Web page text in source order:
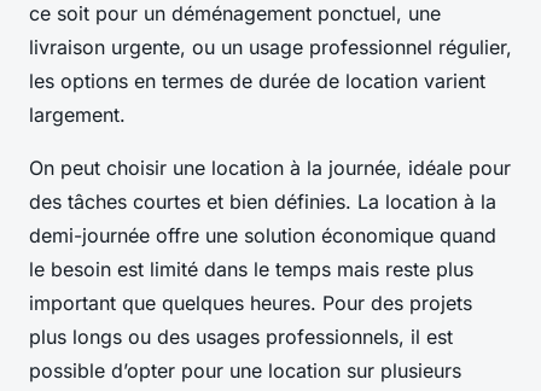
ce soit pour un déménagement ponctuel, une
livraison urgente, ou un usage professionnel régulier,
les options en termes de durée de location varient
largement.
On peut choisir une location à la journée, idéale pour
des tâches courtes et bien définies. La location à la
demi-journée offre une solution économique quand
le besoin est limité dans le temps mais reste plus
important que quelques heures. Pour des projets
plus longs ou des usages professionnels, il est
possible d’opter pour une location sur plusieurs